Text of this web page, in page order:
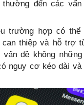
đến các vấn
trường hợp có thể
can thiệp và hỗ trợ
đề không
nguy cơ kéo dài